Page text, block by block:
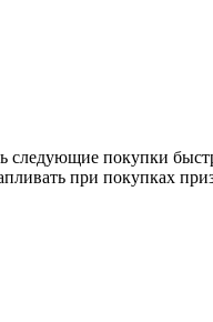
следующие покупки
при покупках